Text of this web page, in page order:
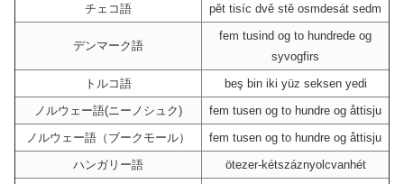
チェコ語
pět tisíc dvě stě osmdesát sedm
デンマーク語
fem tusind og to hundrede og
syvogfirs
トルコ語
beş bin iki yüz seksen yedi
ノルウェー語(ニーノシュク)
fem tusen og to hundre og åttisju
ノルウェー語（ブークモール）
fem tusen og to hundre og åttisju
ハンガリー語
ötezer-kétszáznyolcvanhét